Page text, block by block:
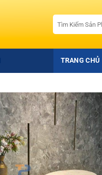
Tìm
kiếm:
TRANG CHỦ